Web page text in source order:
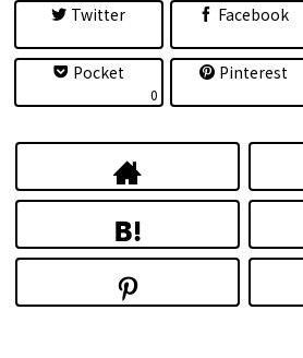
Twitter Facebook
Pocket
0
Pinterest